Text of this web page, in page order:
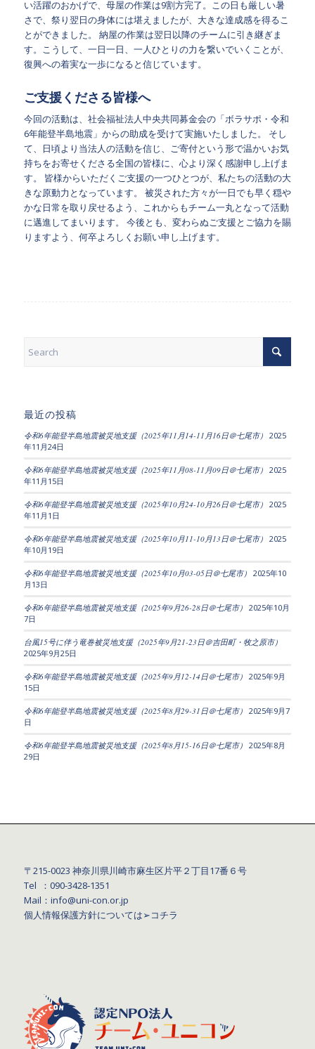
い活躍のおかげで、母屋の作業は9割方完了。 この日も厳しい暑
さで、祭り翌日の身体には堪えましたが、大きな達成感を得るこ
とができました。
納屋の作業は翌日以降のチームに引き継ぎま
す。こうして、一日一日、一人ひとりの力を繋いでいくことが、
復興への着実な一歩になると信じています。
ご支援くださる皆様へ
今回の活動は、社会福祉法人中央共同募金会の「ボラサポ・令和
6年能登半島地震」からの助成を受けて実施いたしました。
そし
て、日頃より当法人の活動を信じ、ご寄付という形で温かいお気
持ちをお寄せくださる全国の皆様に、心より深く感謝申し上げま
す。
皆様からいただくご支援の一つひとつが、私たちの活動の大
きな原動力となっています。
被災された方々が一日でも早く穏や
かな日常を取り戻せるよう、これからもチーム一丸となって活動
に邁進してまいります。
今後とも、変わらぬご支援とご協力を賜
りますよう、何卒よろしくお願い申し上げます。
最近の投稿
令和6年能登半島地震被災地支援（2025年11月14-11月16日＠七尾市） 2025
年11月24日
令和6年能登半島地震被災地支援（2025年11月08-11月09日＠七尾市） 2025
年11月15日
令和6年能登半島地震被災地支援（2025年10月24-10月26日＠七尾市） 2025
年11月1日
令和6年能登半島地震被災地支援（2025年10月11-10月13日＠七尾市） 2025
年10月19日
令和6年能登半島地震被災地支援（2025年10月03-05日＠七尾市） 2025年10
月13日
令和6年能登半島地震被災地支援（2025年9月26-28日＠七尾市） 2025年10月
7日
台風15号に伴う竜巻被災地支援（2025年9月21-23日＠吉田町・牧之原市）
2025年9月25日
令和6年能登半島地震被災地支援（2025年9月12-14日＠七尾市） 2025年9月
15日
令和6年能登半島地震被災地支援（2025年8月29-31日＠七尾市） 2025年9月7
日
令和6年能登半島地震被災地支援（2025年8月15-16日＠七尾市） 2025年8月
29日
〒215-0023 神奈川県川崎市麻生区片平２丁目17番６号
Tel ：090-3428‐1351
Mail：info@uni-con.or.jp
個人情報保護方針については➢コチラ